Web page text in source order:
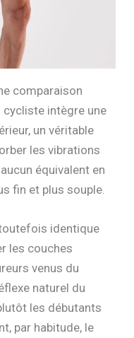
comparaison
cycliste intègre une
un véritable
les vibrations
équivalent en
fin et plus souple.
identique
les couches
venus du
naturel du
les débutants
par habitude, le